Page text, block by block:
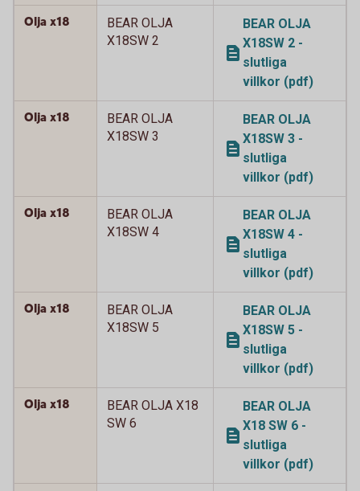
Olja x18
BEAR OLJA
X18SW 2
BEAR OLJA
X18SW 2 -
slutliga
villkor (pdf)
Olja x18
BEAR OLJA
X18SW 3
BEAR OLJA
X18SW 3 -
slutliga
villkor (pdf)
Olja x18
BEAR OLJA
X18SW 4
BEAR OLJA
X18SW 4 -
slutliga
villkor (pdf)
Olja x18
BEAR OLJA
X18SW 5
BEAR OLJA
X18SW 5 -
slutliga
villkor (pdf)
Olja x18
BEAR OLJA X18
SW 6
BEAR OLJA
X18 SW 6 -
slutliga
villkor (pdf)